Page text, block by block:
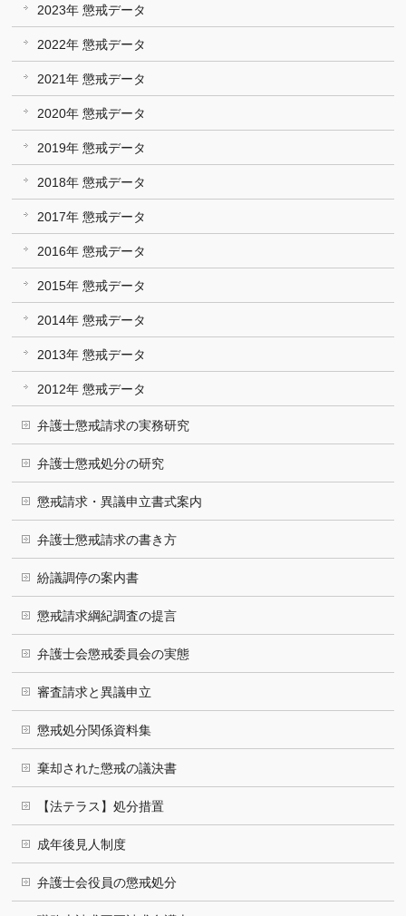
2023年 懲戒データ
2022年 懲戒データ
2021年 懲戒データ
2020年 懲戒データ
2019年 懲戒データ
2018年 懲戒データ
2017年 懲戒データ
2016年 懲戒データ
2015年 懲戒データ
2014年 懲戒データ
2013年 懲戒データ
2012年 懲戒データ
弁護士懲戒請求の実務研究
弁護士懲戒処分の研究
懲戒請求・異議申立書式案内
弁護士懲戒請求の書き方
紛議調停の案内書
懲戒請求綱紀調査の提言
弁護士会懲戒委員会の実態
審査請求と異議申立
懲戒処分関係資料集
棄却された懲戒の議決書
【法テラス】処分措置
成年後見人制度
弁護士会役員の懲戒処分